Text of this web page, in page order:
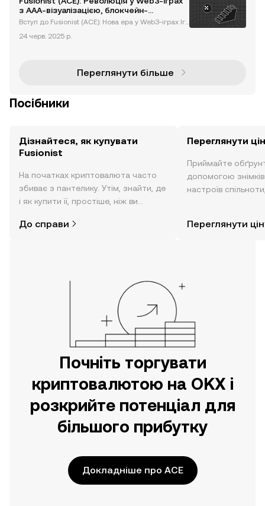
з AAA-візуалізацією, блокчейн-
інтеграцією та стратегією на основі
Вступ до Fusionist (ACE): Нова ера у Web3-іграх Ігр
ки інтеграції блокчейн-технологій та децентраліз
24 черв. 2025 р.
Переглянути більше
Посібники
Дізнайтеся, як купувати
Fusionist
На початках криптовалюта часто
збиває з пантелику. Утім, знайти, де
і як купити її, простіше, ніж ви
за допомогою застосунку OKX для
До справи
Переглянути
Приймайте
допомогою
настроїв
Переглянути
Почніть торгувати
криптовалютою на OKX і
розкрийте потенціал для
більшого прибутку
Докладніше про ACE